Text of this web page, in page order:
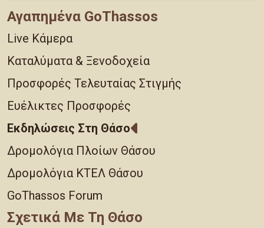
Αγαπημένα GoThassos
Live Κάμερα
Καταλύματα & Ξενοδοχεία
Προσφορές Τελευταίας Στιγμής
Ευέλικτες Προσφορές
Εκδηλώσεις Στη Θάσο
Δρομολόγια Πλοίων Θάσου
Δρομολόγια ΚΤΕΛ Θάσου
GoThassos Forum
Σχετικά Με Τη Θάσο